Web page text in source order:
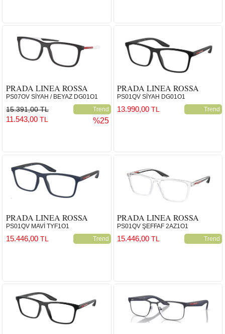
PRADA LINEA ROSSA
PS07OV SİYAH / BEYAZ DG01O1
15.391,00 TL Trend
11.543,00 TL %25
PRADA LINEA ROSSA
PS01QV SİYAH DG01O1
Trend
13.990,00TL
PRADA LINEA ROSSA
PS01QV MAVİ TYF1O1
Trend
15.446,00 TL
PRADA LINEA ROSSA
PS01QV ŞEFFAF 2AZ1O1
Trend
15.446,00TL